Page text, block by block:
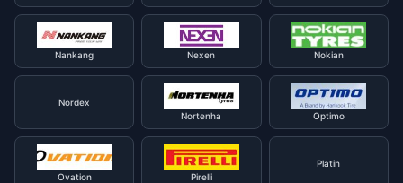
Nankang Nexen Nokian
Nordex
Nortenha
Optimo
Ovation Pirelli
Platin